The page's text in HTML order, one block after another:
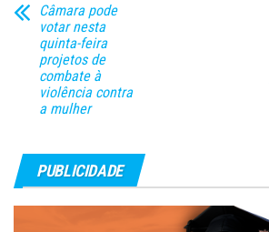
Câmara pode
votar nesta
quinta-feira
projetos de
combate à
violência contra
a mulher
PUBLICIDADE